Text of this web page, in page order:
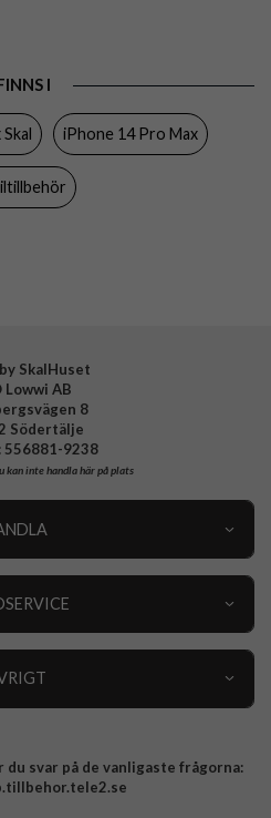
Trådlös laddning-kompatibel
Genomskinlig
Härdat glas, Mjukplast (TPU)
I
iPhone 14 Pro Max
SkalHuset
Lowwi AB
8
Södertälje
556881-9238
kan inte handla här på plats
svar på de vanligaste frågorna: